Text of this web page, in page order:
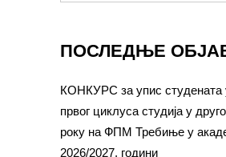
ПОСЛЕДЊЕ
КОНКУРС за упис студената
првог циклуса студија у
року на ФПМ Требиње у
2026/2027. години